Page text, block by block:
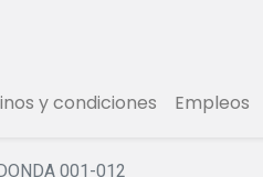
y condiciones Empleos
001-012